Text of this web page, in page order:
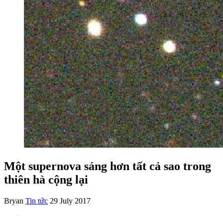
Một supernova sáng hơn tất cả sao trong
thiên hà cộng lại
Bryan Tin tức 29 July 2017